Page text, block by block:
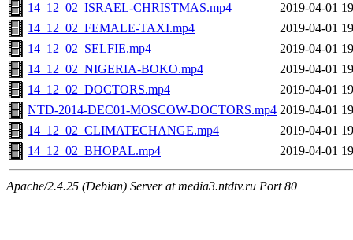
14_12_02_ISRAEL-CHRISTMAS.mp4
2019-04-01
14_12_02_FEMALE-TAXI.mp4
2019-04-01
14_12_02_SELFIE.mp4
2019-04-01
14_12_02_NIGERIA-BOKO.mp4
2019-04-01
14_12_02_DOCTORS.mp4
2019-04-01
NTD-2014-DEC01-MOSCOW-DOCTORS.mp4 2019-04-01
14_12_02_CLIMATECHANGE.mp4
2019-04-01
14_12_02_BHOPAL.mp4
2019-04-01
Apache/2.4.25 (Debian) Server at media3.ntdtv.ru Port 80